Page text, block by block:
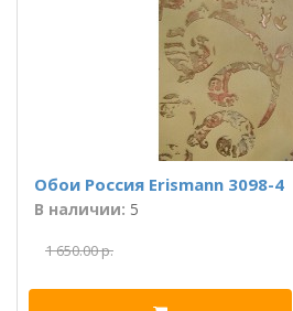
Обои Россия Erismann 3098-4
В наличии: 5
1 650.00 р.